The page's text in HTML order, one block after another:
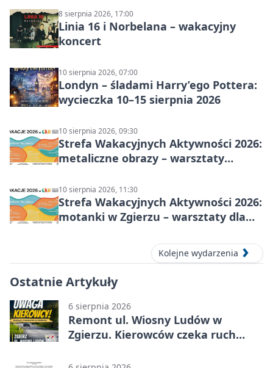
8 sierpnia 2026, 17:00
Linia 16 i Norbelana – wakacyjny
koncert
10 sierpnia 2026, 07:00
Londyn – śladami Harry’ego Pottera:
wycieczka 10–15 sierpnia 2026
10 sierpnia 2026, 09:30
Strefa Wakacyjnych Aktywności 2026:
metaliczne obrazy – warsztaty
10 sierpnia 2026, 11:30
Strefa Wakacyjnych Aktywności 2026:
motanki w Zgierzu – warsztaty dla
Kolejne wydarzenia
Ostatnie Artykuły
6 sierpnia 2026
Remont ul. Wiosny Ludów w
Zgierzu. Kierowców czeka ruch